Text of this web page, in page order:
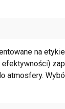
na
atmosfery.